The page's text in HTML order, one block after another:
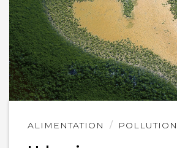
ALIMENTATION
Lire